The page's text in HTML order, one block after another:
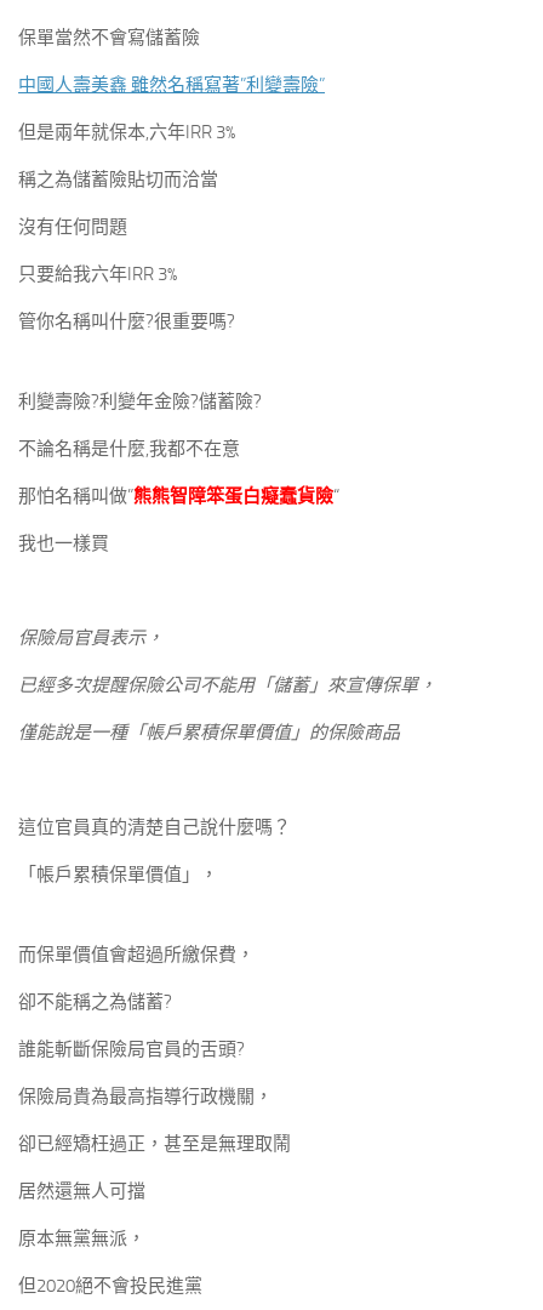
保單當然不會寫儲蓄險
中國人壽美鑫 雖然名稱寫著”利變壽險”
但是兩年就保本,六年IRR 3%
稱之為儲蓄險貼切而洽當
沒有任何問題
只要給我六年IRR 3%
管你名稱叫什麼?很重要嗎?
利變壽險?利變年金險?儲蓄險?
不論名稱是什麼,我都不在意
那怕名稱叫做”熊熊智障笨蛋白癡蠢貨險“
我也一樣買
保險局官員表示，
已經多次提醒保險公司不能用「儲蓄」來宣傳保單，
僅能說是一種「帳戶累積保單價值」的保險商品
這位官員真的清楚自己說什麼嗎？
「帳戶累積保單價值」，
而保單價值會超過所繳保費，
卻不能稱之為儲蓄?
誰能斬斷保險局官員的舌頭?
保險局貴為最高指導行政機關，
卻已經矯枉過正，甚至是無理取鬧
居然還無人可擋
原本無黨無派，
但2020絕不會投民進黨